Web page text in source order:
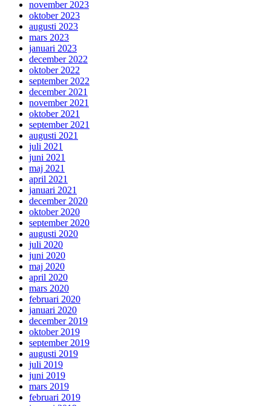
november 2023
oktober 2023
augusti 2023
mars 2023
januari 2023
december 2022
oktober 2022
september 2022
december 2021
november 2021
oktober 2021
september 2021
augusti 2021
juli 2021
juni 2021
maj 2021
april 2021
januari 2021
december 2020
oktober 2020
september 2020
augusti 2020
juli 2020
juni 2020
maj 2020
april 2020
mars 2020
februari 2020
januari 2020
december 2019
oktober 2019
september 2019
augusti 2019
juli 2019
juni 2019
mars 2019
februari 2019